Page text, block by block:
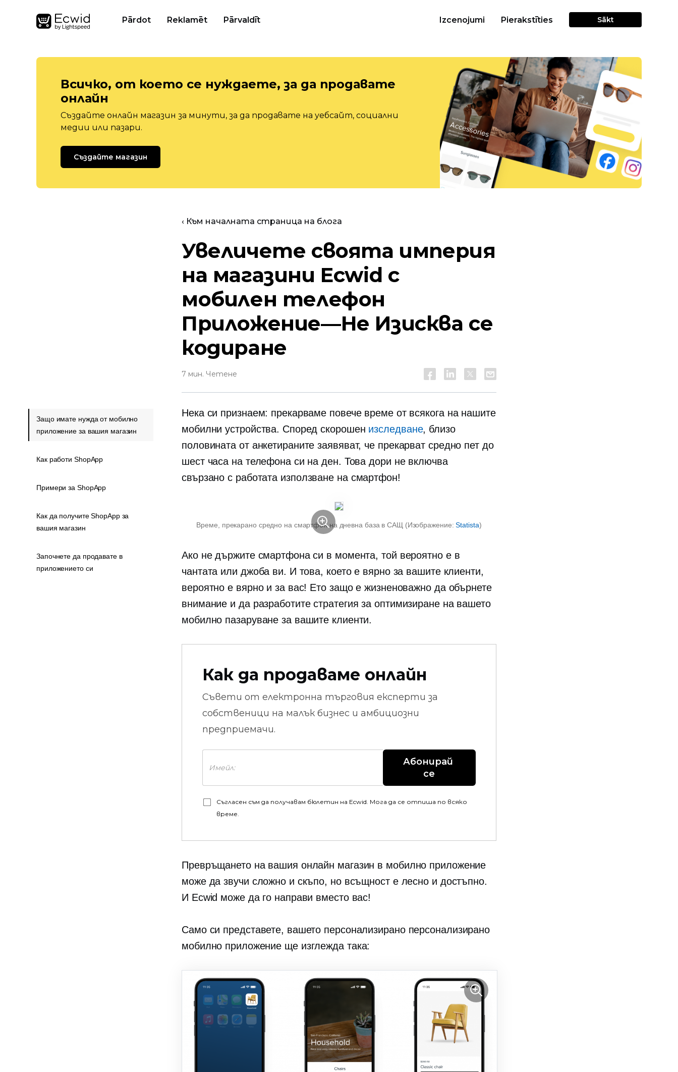
Pārdot Reklamēt Pārvaldīt Izcenojumi Pierakstīties Sākt
Всичко, от което се нуждаете, за да продавате
онлайн
Създайте онлайн магазин за минути, за да продавате на уебсайт, социални
медии или пазари.
Създайте магазин
‹ Към началната страница на блога
Увеличете своята империя
на магазини Ecwid с
мобилен телефон
Приложение—Не Изисква се
кодиране
7 мин. Четене
Нека си признаем: прекарваме повече време от всякога на нашите
мобилни устройства. Според скорошен изследване, близо
половината от анкетираните заявяват, че прекарват средно пет до
шест часа на телефона си на ден. Това дори не включва
свързано с работата използване на смартфон!
Време, прекарано средно на смартфон на дневна база в САЩ (Изображение:Statista)
Ако не държите смартфона си в момента, той вероятно е в
чантата или джоба ви. И това, което е вярно за вашите клиенти,
вероятно е вярно и за вас! Ето защо е жизненоважно да обърнете
внимание и да разработите стратегия за оптимизиране на вашето
мобилно пазаруване за вашите клиенти.
Как да продаваме онлайн
Съвети от електронна търговия експерти за
собственици на малък бизнес и амбициозни
предприемачи.
Абонирай
се
Съгласен съм да получавам бюлетин на Ecwid. Мога да се отпиша по всяко
време.
Превръщането на вашия онлайн магазин в мобилно приложение
може да звучи сложно и скъпо, но всъщност е лесно и достъпно.
И Ecwid може да го направи вместо вас!
Само си представете, вашето персонализирано персонализирано
мобилно приложение ще изглежда така:
Защо имате нужда от мобилно
приложение за вашия магазин
Как работи ShopApp
Примери за ShopApp
Как да получите ShopApp за
вашия магазин
Започнете да продавате в
приложението си